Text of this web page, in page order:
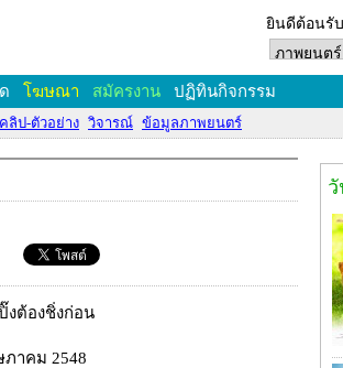
ยินดีต้อนรับ
โฆษณา สมัครงาน ปฏิทินกิจกรรม
คลิป-ตัวอย่าง วิจารณ์ ข้อมูลภาพยนตร์
งต้องชิ่งก่อน
ภาคม 2548